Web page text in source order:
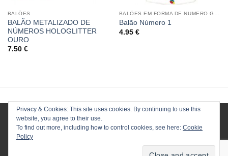
BALÕES
BALÃO METALIZADO DE
NÚMEROS HOLOGLITTER
OURO
7.50 €
Balão Número 1
4.95 €
Privacy & Cookies: This site uses cookies. By continuing to use this
website, you agree to their use.
To find out more, including how to control cookies, see here: Cookie
Policy